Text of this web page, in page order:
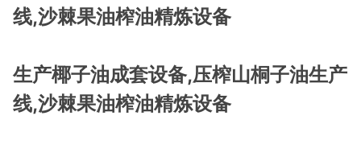
线,沙棘果油榨油精炼设备
生产椰子油成套设备,压榨山桐子油生产
线,沙棘果油榨油精炼设备